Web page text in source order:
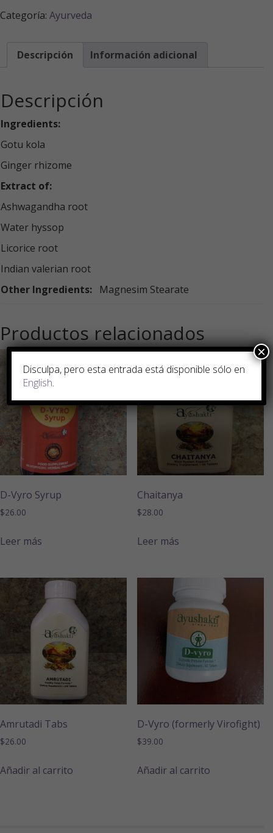
Categoría: Ayurveda
Descripción Información adicional
Descripción
Ingredients:
Gotu kola
Ginger rhizome
Extract of:
Ashwagandha root
Water hyssop
Licorice root
Indian valerian root
Other Ingredients:
Magnesim Stearate
Productos relacionados
D-Vyro Syrup
$26.00
Leer más
Chaitanya
$28.00
Leer más
Amrutadi Tabs
$26.00
Añadir al carrito
D-Vyro (formerly Virofight)
$39.00
Añadir al carrito
Disculpa, pero esta entrada está disponible sólo en
English.
×